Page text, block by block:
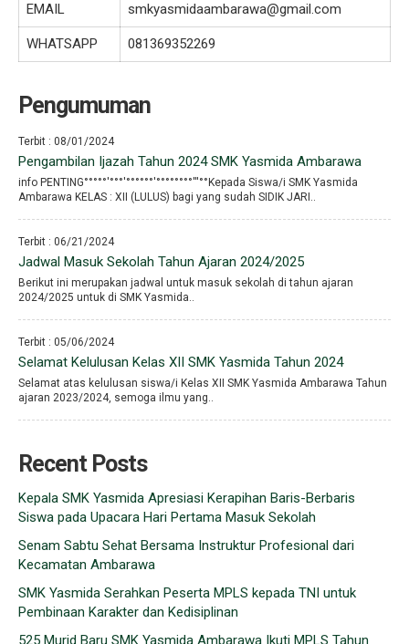
EMAIL smkyasmidaambarawa@gmail.com
WHATSAPP 081369352269
Pengumuman
Terbit : 08/01/2024
Pengambilan Ijazah Tahun 2024 SMK Yasmida Ambarawa
info PENTING°°°°°′°°°′°°°°°°′°°°°°°°°′′′°°Kepada Siswa/i SMK Yasmida
Ambarawa KELAS : XII (LULUS) bagi yang sudah SIDIK JARI..
Terbit : 06/21/2024
Jadwal Masuk Sekolah Tahun Ajaran 2024/2025
Berikut ini merupakan jadwal untuk masuk sekolah di tahun ajaran
2024/2025 untuk di SMK Yasmida..
Terbit : 05/06/2024
Selamat Kelulusan Kelas XII SMK Yasmida Tahun 2024
Selamat atas kelulusan siswa/i Kelas XII SMK Yasmida Ambarawa Tahun
ajaran 2023/2024, semoga ilmu yang..
Recent Posts
Kepala SMK Yasmida Apresiasi Kerapihan Baris-Berbaris
Siswa pada Upacara Hari Pertama Masuk Sekolah
Senam Sabtu Sehat Bersama Instruktur Profesional dari
Kecamatan Ambarawa
SMK Yasmida Serahkan Peserta MPLS kepada TNI untuk
Pembinaan Karakter dan Kedisiplinan
525 Murid Baru SMK Yasmida Ambarawa Ikuti MPLS Tahun